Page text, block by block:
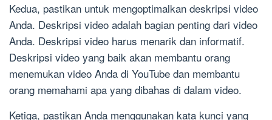
Kedua, pastikan untuk mengoptimalkan deskripsi video
Anda. Deskripsi video adalah bagian penting dari video
Anda. Deskripsi video harus menarik dan informatif.
Deskripsi video yang baik akan membantu orang
menemukan video Anda di YouTube dan membantu
orang memahami apa yang dibahas di dalam video.
Ketiga, pastikan Anda menggunakan kata kunci yang